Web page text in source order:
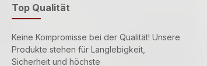
Top Qualität
Keine Kompromisse bei der Qualität! Unsere
Produkte stehen für Langlebigkeit,
Sicherheit und höchste